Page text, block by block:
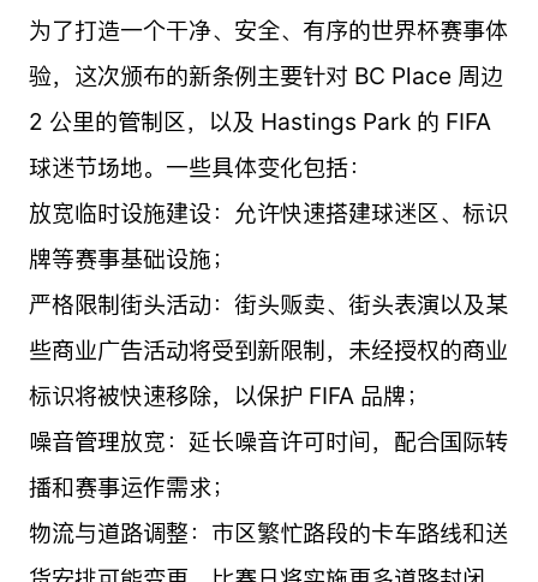
为了打造一个干净、安全、有序的世界杯赛事体
验，这次颁布的新条例主要针对 BC Place 周边
2 公里的管制区，以及 Hastings Park 的 FIFA
球迷节场地。一些具体变化包括：
放宽临时设施建设：允许快速搭建球迷区、标识
牌等赛事基础设施；
严格限制街头活动：街头贩卖、街头表演以及某
些商业广告活动将受到新限制，未经授权的商业
标识将被快速移除，以保护 FIFA 品牌；
噪音管理放宽：延长噪音许可时间，配合国际转
播和赛事运作需求；
物流与道路调整：市区繁忙路段的卡车路线和送